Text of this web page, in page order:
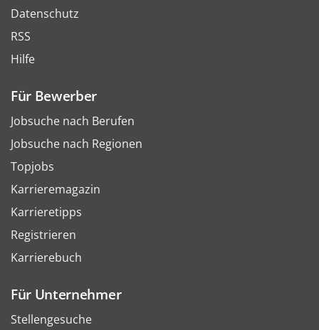
Datenschutz
RSS
Hilfe
Für Bewerber
Jobsuche nach Berufen
Jobsuche nach Regionen
Topjobs
Karrieremagazin
Karrieretipps
Registrieren
Karrierebuch
Für Unternehmer
Stellengesuche